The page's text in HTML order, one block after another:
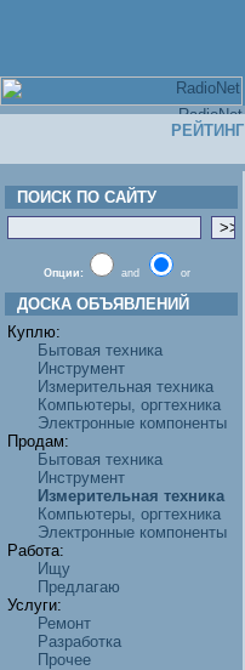
РЕЙТИНГ
ПОИСК ПО САЙТУ
Опции: and or
ДОСКА ОБЪЯВЛЕНИЙ
Куплю:
Бытовая техника
Инструмент
Измерительная техника
Компьютеры, оргтехника
Электронные компоненты
Продам:
Бытовая техника
Инструмент
Измерительная техника
Компьютеры, оргтехника
Электронные компоненты
Работа:
Ищу
Предлагаю
Услуги:
Ремонт
Разработка
Прочее